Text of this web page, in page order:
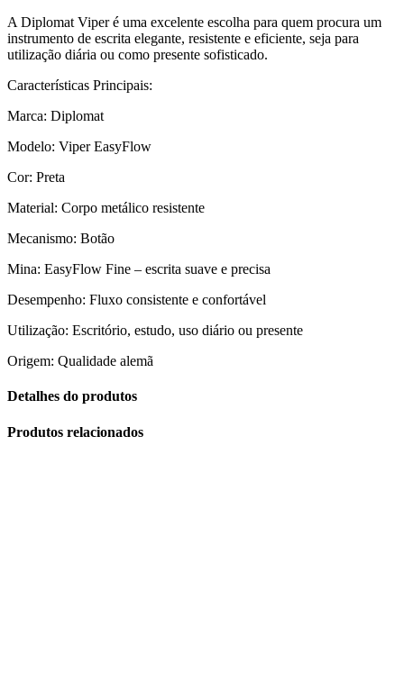
A Diplomat Viper é uma excelente escolha para quem procura um
instrumento de escrita elegante, resistente e eficiente, seja para
utilização diária ou como presente sofisticado.
Características Principais:
Marca: Diplomat
Modelo: Viper EasyFlow
Cor: Preta
Material: Corpo metálico resistente
Mecanismo: Botão
Mina: EasyFlow Fine – escrita suave e precisa
Desempenho: Fluxo consistente e confortável
Utilização: Escritório, estudo, uso diário ou presente
Origem: Qualidade alemã
Detalhes do produtos
Produtos relacionados